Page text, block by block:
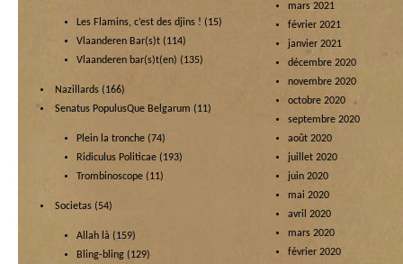
Les Flamins, c’est des djins ! (15)
Vlaanderen Bar(s)t (114)
Vlaanderen bar(s)t(en) (135)
Nazillards (166)
Senatus PopulusQue Belgarum (11)
Plein la tronche (74)
Ridiculus Politicae (193)
Trombinoscope (11)
Societas (54)
Allah là (159)
Bling-bling (129)
mars 2021
février 2021
janvier 2021
décembre 2020
novembre 2020
octobre 2020
septembre 2020
août 2020
juillet 2020
juin 2020
mai 2020
avril 2020
mars 2020
février 2020